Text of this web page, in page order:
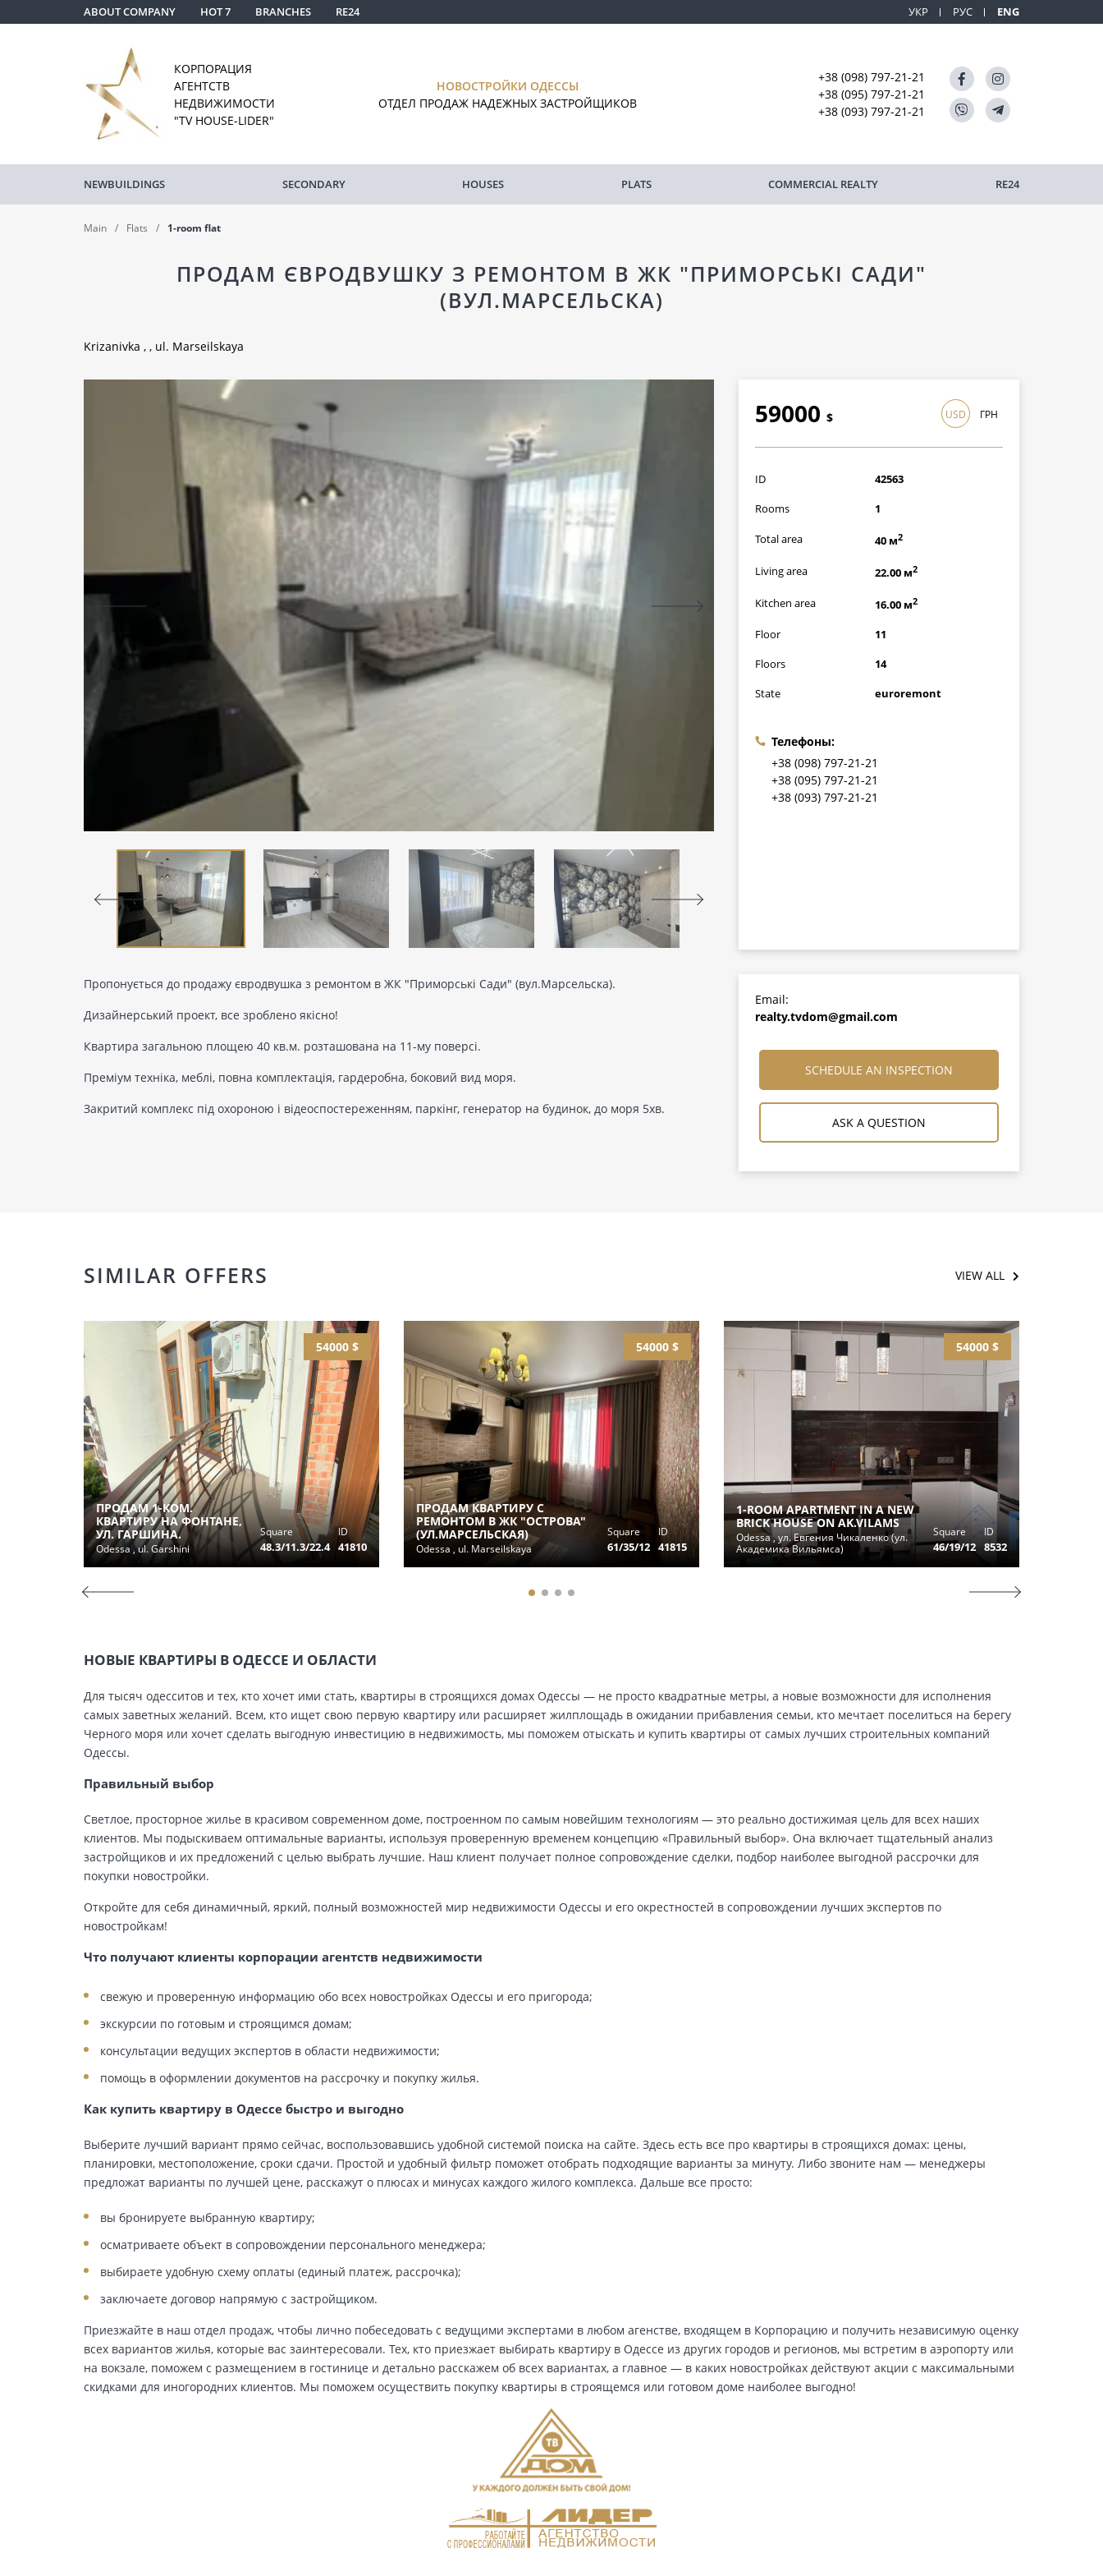
ABOUT COMPANY HOT 7 BRANCHES RE24 УКР РУС ENG
КОРПОРАЦИЯ
АГЕНТСТВ
НЕДВИЖИМОСТИ
"TV HOUSE-LIDER"
НОВОСТРОЙКИ ОДЕССЫ
ОТДЕЛ ПРОДАЖ НАДЕЖНЫХ ЗАСТРОЙЩИКОВ
+38 (098) 797-21-21
+38 (095) 797-21-21
+38 (093) 797-21-21
NEWBUILDINGS SECONDARY HOUSES PLATS COMMERCIAL REALTY RE24
Main Flats 1-room flat
ПРОДАМ ЄВРОДВУШКУ З РЕМОНТОМ В ЖК "ПРИМОРСЬКІ САДИ"
(ВУЛ.МАРСЕЛЬСКА)
Krizanivka , , ul. Marseilskaya
59000 $
1711000грн
USD ГРН
ID
42563
Rooms
1
Total area 40 м2
Living area 22.00 м2
Kitchen area 16.00 м2
Floor
11
Floors
14
State
euroremont
Телефоны:
+38 (098) 797-21-21
+38 (095) 797-21-21
+38 (093) 797-21-21
Пропонується до продажу євродвушка з ремонтом в ЖК "Приморські Сади" (вул.Марсельска).
Дизайнерський проект, все зроблено якісно!
Квартира загальною площею 40 кв.м. розташована на 11-му поверсі.
Преміум техніка, меблі, повна комплектація, гардеробна, боковий вид моря.
Закритий комплекс під охороною і відеоспостереженням, паркінг, генератор на будинок, до моря 5хв.
Email:
realty.tvdom@gmail.com
SCHEDULE AN INSPECTION
ASK A QUESTION
SIMILAR OFFERS VIEW ALL
54000 $
ПРОДАМ 1-КОМ.
КВАРТИРУ НА ФОНТАНЕ,
УЛ. ГАРШИНА.
Odessa , ul. Garshini
Square
48.3/11.3/22.4
ID
41810
54000 $
ПРОДАМ КВАРТИРУ С
РЕМОНТОМ В ЖК "ОСТРОВА"
(УЛ.МАРСЕЛЬСКАЯ)
Odessa , ul. Marseilskaya
Square
61/35/12
ID
41815
54000 $
1-ROOM APARTMENT IN A NEW
BRICK HOUSE ON AK.VILAMS
Odessa , ул. Евгения Чикаленко (ул.
Академика Вильямса)
Square
46/19/12
ID
8532
НОВЫЕ КВАРТИРЫ В ОДЕССЕ И ОБЛАСТИ
Для тысяч одесситов и тех, кто хочет ими стать, квартиры в строящихся домах Одессы — не просто квадратные метры, а новые возможности для исполнения
самых заветных желаний. Всем, кто ищет свою первую квартиру или расширяет жилплощадь в ожидании прибавления семьи, кто мечтает поселиться на берегу
Черного моря или хочет сделать выгодную инвестицию в недвижимость, мы поможем отыскать и купить квартиры от самых лучших строительных компаний
Одессы.
Правильный выбор
Светлое, просторное жилье в красивом современном доме, построенном по самым новейшим технологиям — это реально достижимая цель для всех наших
клиентов. Мы подыскиваем оптимальные варианты, используя проверенную временем концепцию «Правильный выбор». Она включает тщательный анализ
застройщиков и их предложений с целью выбрать лучшие. Наш клиент получает полное сопровождение сделки, подбор наиболее выгодной рассрочки для
покупки новостройки.
Откройте для себя динамичный, яркий, полный возможностей мир недвижимости Одессы и его окрестностей в сопровождении лучших экспертов по
новостройкам!
Что получают клиенты корпорации агентств недвижимости
свежую и проверенную информацию обо всех новостройках Одессы и его пригорода;
экскурсии по готовым и строящимся домам;
консультации ведущих экспертов в области недвижимости;
помощь в оформлении документов на рассрочку и покупку жилья.
Как купить квартиру в Одессе быстро и выгодно
Выберите лучший вариант прямо сейчас, воспользовавшись удобной системой поиска на сайте. Здесь есть все про квартиры в строящихся домах: цены,
планировки, местоположение, сроки сдачи. Простой и удобный фильтр поможет отобрать подходящие варианты за минуту. Либо звоните нам — менеджеры
предложат варианты по лучшей цене, расскажут о плюсах и минусах каждого жилого комплекса. Дальше все просто:
вы бронируете выбранную квартиру;
осматриваете объект в сопровождении персонального менеджера;
выбираете удобную схему оплаты (единый платеж, рассрочка);
заключаете договор напрямую с застройщиком.
Приезжайте в наш отдел продаж, чтобы лично побеседовать с ведущими экспертами в любом агенстве, входящем в Корпорацию и получить независимую оценку
всех вариантов жилья, которые вас заинтересовали. Тех, кто приезжает выбирать квартиру в Одессе из других городов и регионов, мы встретим в аэропорту или
на вокзале, поможем с размещением в гостинице и детально расскажем об всех вариантах, а главное — в каких новостройках действуют акции с максимальными
скидками для иногородних клиентов. Мы поможем осуществить покупку квартиры в строящемся или готовом доме наиболее выгодно!